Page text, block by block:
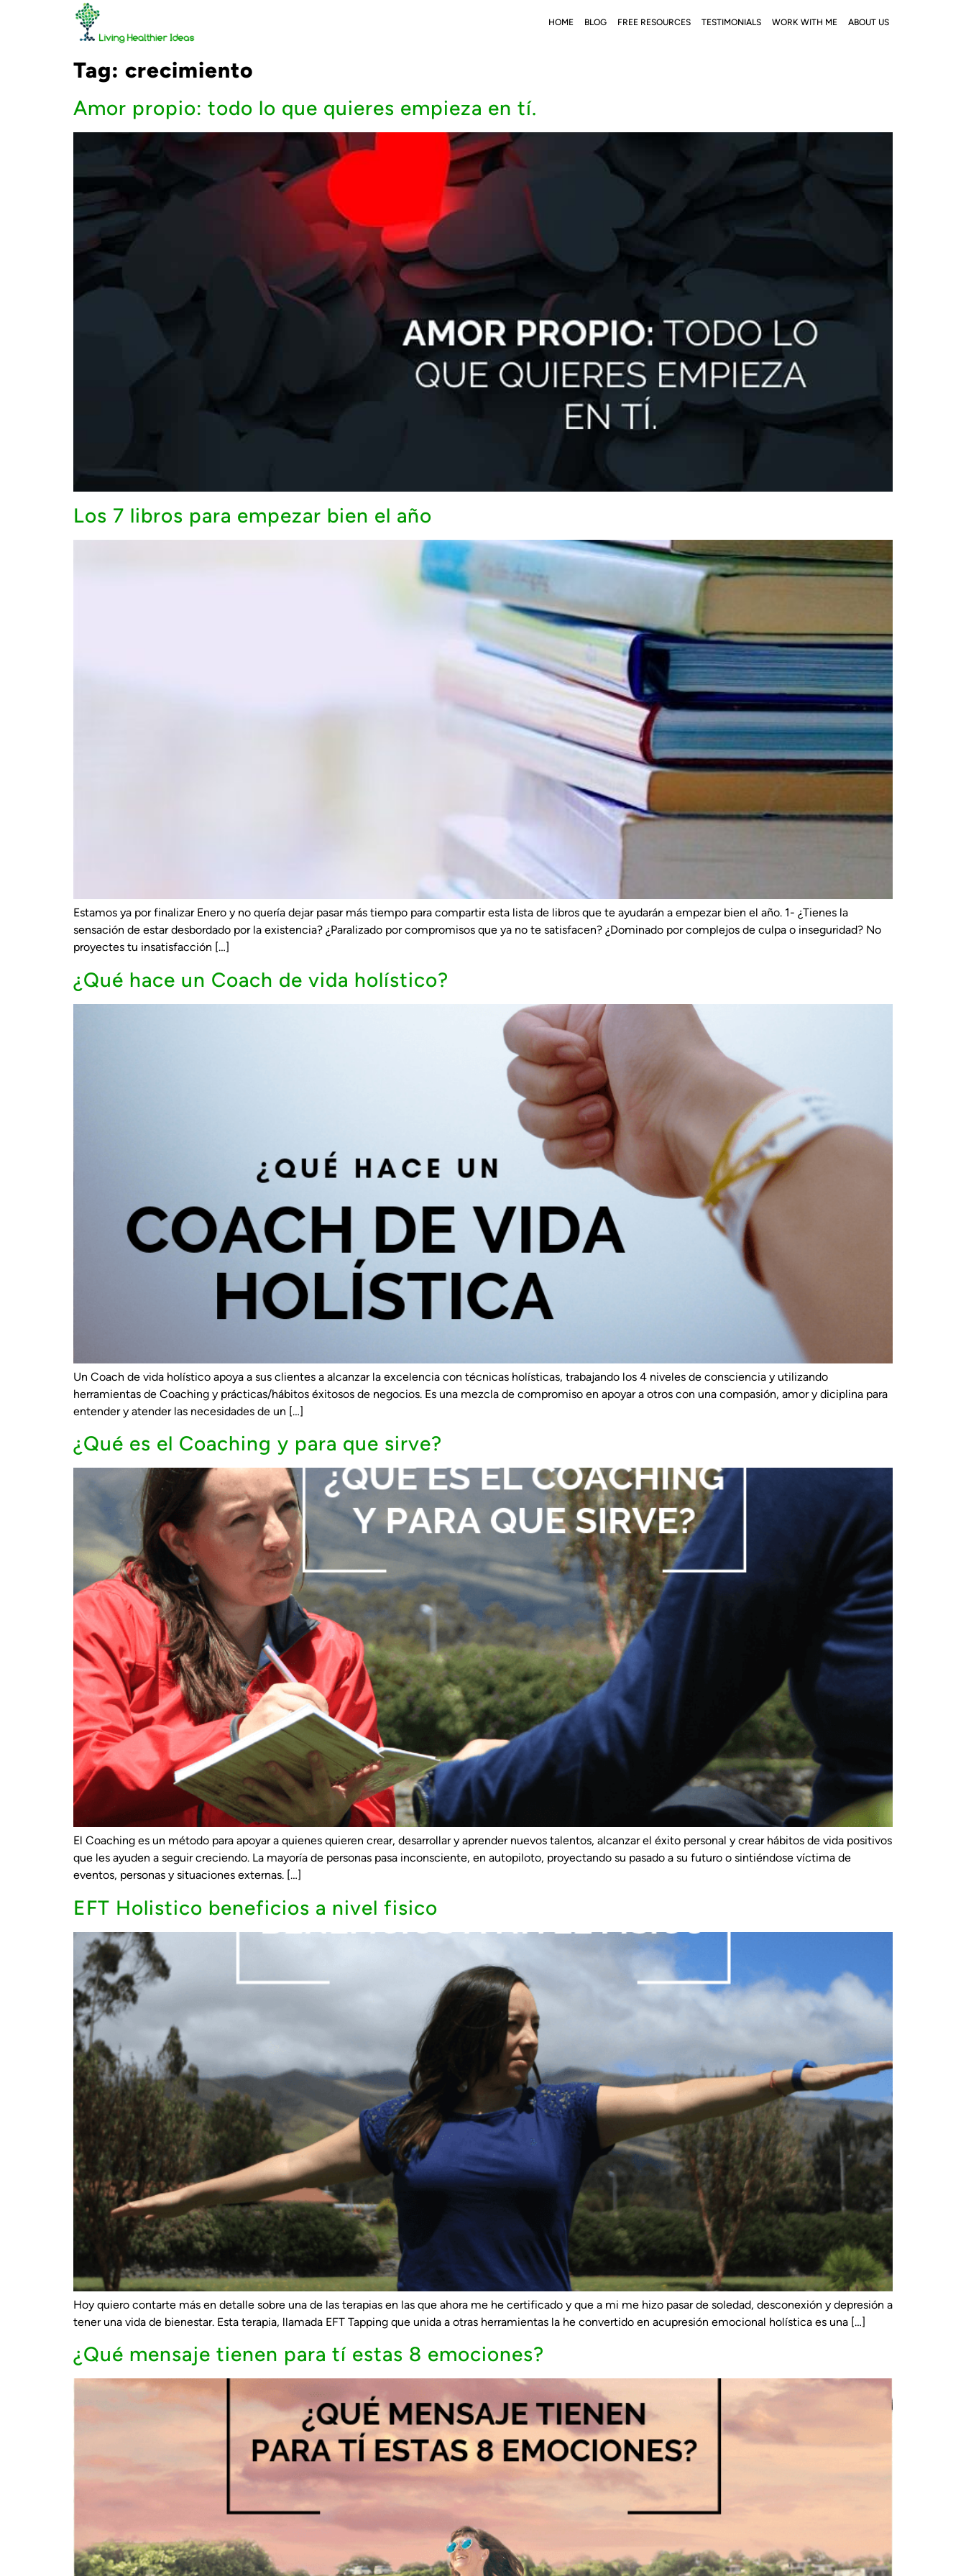
HOME BLOG FREE RESOURCES TESTIMONIALS WORK WITH ME ABOUT US
Tag: crecimiento
Amor propio: todo lo que quieres empieza en tí.
Los 7 libros para empezar bien el año
Estamos ya por finalizar Enero y no quería dejar pasar más tiempo para compartir esta lista de libros que te ayudarán a empezar bien el año. 1- ¿Tienes la
sensación de estar desbordado por la existencia? ¿Paralizado por compromisos que ya no te satisfacen? ¿Dominado por complejos de culpa o inseguridad? No
proyectes tu insatisfacción […]
¿Qué hace un Coach de vida holístico?
Un Coach de vida holístico apoya a sus clientes a alcanzar la excelencia con técnicas holísticas, trabajando los 4 niveles de consciencia y utilizando
herramientas de Coaching y prácticas/hábitos éxitosos de negocios. Es una mezcla de compromiso en apoyar a otros con una compasión, amor y diciplina para
entender y atender las necesidades de un […]
¿Qué es el Coaching y para que sirve?
El Coaching es un método para apoyar a quienes quieren crear, desarrollar y aprender nuevos talentos, alcanzar el éxito personal y crear hábitos de vida positivos
que les ayuden a seguir creciendo. La mayoría de personas pasa inconsciente, en autopiloto, proyectando su pasado a su futuro o sintiéndose víctima de
eventos, personas y situaciones externas. […]
EFT Holistico beneficios a nivel fisico
Hoy quiero contarte más en detalle sobre una de las terapias en las que ahora me he certificado y que a mi me hizo pasar de soledad, desconexión y depresión a
tener una vida de bienestar. Esta terapia, llamada EFT Tapping que unida a otras herramientas la he convertido en acupresión emocional holística es una […]
¿Qué mensaje tienen para tí estas 8 emociones?